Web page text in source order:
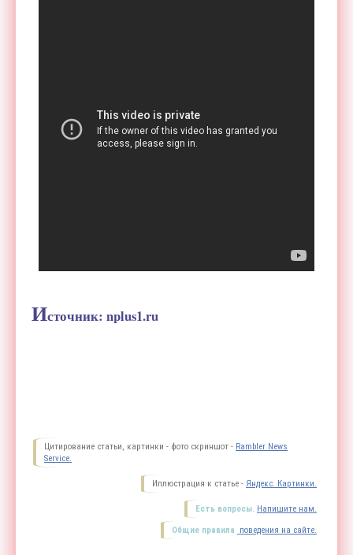
Источник: nplus1.ru
Цитирование статьи, картинки - фото скриншот - Rambler News
Service.
Иллюстрация к статье - Яндекс. Картинки.
Есть вопросы. Напишите нам.
Общие правила поведения на сайте.